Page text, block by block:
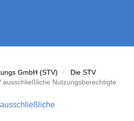
GmbH (STV)
Die STV
ausschließliche Nutzungsberechtigte